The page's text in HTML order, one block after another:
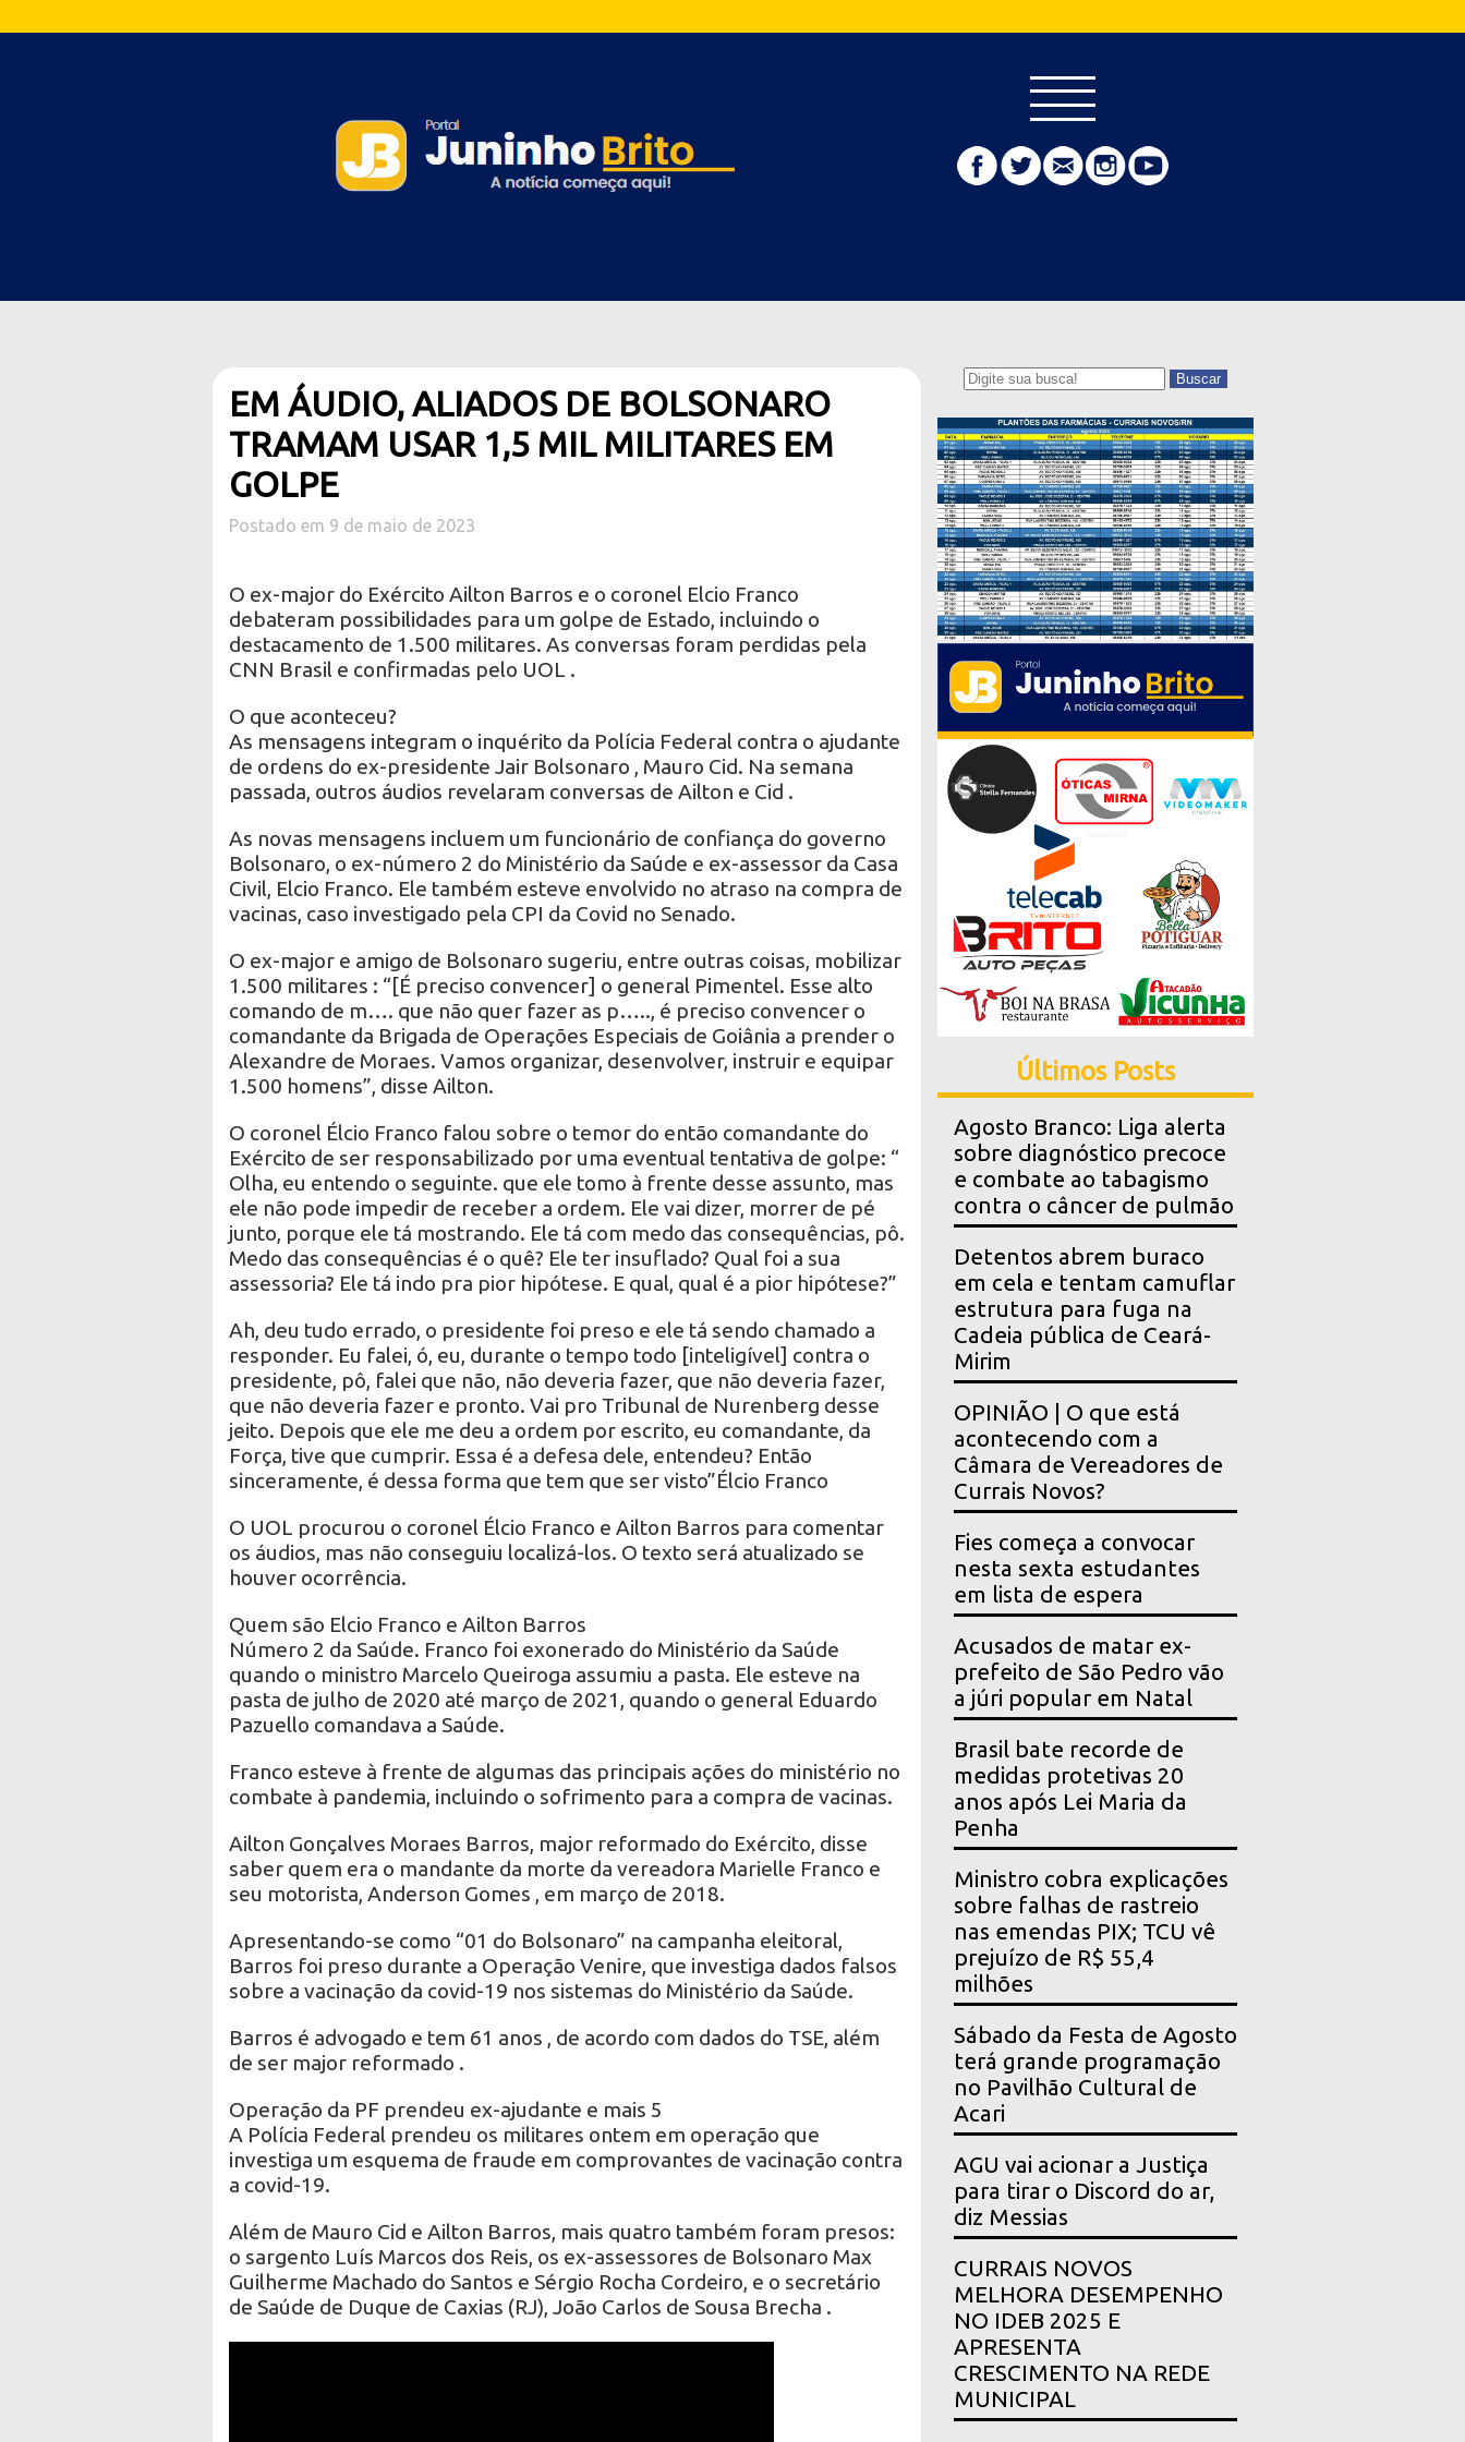
EM ÁUDIO, ALIADOS DE BOLSONARO
TRAMAM USAR 1,5 MIL MILITARES EM
GOLPE
Postado em 9 de maio de 2023
O ex-major do Exército Ailton Barros e o coronel Elcio Franco
debateram possibilidades para um golpe de Estado, incluindo o
destacamento de 1.500 militares. As conversas foram perdidas pela
CNN Brasil e confirmadas pelo UOL .
O que aconteceu?
As mensagens integram o inquérito da Polícia Federal contra o ajudante
de ordens do ex-presidente Jair Bolsonaro , Mauro Cid. Na semana
passada, outros áudios revelaram conversas de Ailton e Cid .
As novas mensagens incluem um funcionário de confiança do governo
Bolsonaro, o ex-número 2 do Ministério da Saúde e ex-assessor da Casa
Civil, Elcio Franco. Ele também esteve envolvido no atraso na compra de
vacinas, caso investigado pela CPI da Covid no Senado.
O ex-major e amigo de Bolsonaro sugeriu, entre outras coisas, mobilizar
1.500 militares : “[É preciso convencer] o general Pimentel. Esse alto
comando de m…. que não quer fazer as p….., é preciso convencer o
comandante da Brigada de Operações Especiais de Goiânia a prender o
Alexandre de Moraes. Vamos organizar, desenvolver, instruir e equipar
1.500 homens”, disse Ailton.
O coronel Élcio Franco falou sobre o temor do então comandante do
Exército de ser responsabilizado por uma eventual tentativa de golpe: “
Olha, eu entendo o seguinte. que ele tomo à frente desse assunto, mas
ele não pode impedir de receber a ordem. Ele vai dizer, morrer de pé
junto, porque ele tá mostrando. Ele tá com medo das consequências, pô.
Medo das consequências é o quê? Ele ter insuflado? Qual foi a sua
assessoria? Ele tá indo pra pior hipótese. E qual, qual é a pior hipótese?”
Ah, deu tudo errado, o presidente foi preso e ele tá sendo chamado a
responder. Eu falei, ó, eu, durante o tempo todo [inteligível] contra o
presidente, pô, falei que não, não deveria fazer, que não deveria fazer,
que não deveria fazer e pronto. Vai pro Tribunal de Nurenberg desse
jeito. Depois que ele me deu a ordem por escrito, eu comandante, da
Força, tive que cumprir. Essa é a defesa dele, entendeu? Então
sinceramente, é dessa forma que tem que ser visto”Élcio Franco
O UOL procurou o coronel Élcio Franco e Ailton Barros para comentar
os áudios, mas não conseguiu localizá-los. O texto será atualizado se
houver ocorrência.
Quem são Elcio Franco e Ailton Barros
Número 2 da Saúde. Franco foi exonerado do Ministério da Saúde
quando o ministro Marcelo Queiroga assumiu a pasta. Ele esteve na
pasta de julho de 2020 até março de 2021, quando o general Eduardo
Pazuello comandava a Saúde.
Franco esteve à frente de algumas das principais ações do ministério no
combate à pandemia, incluindo o sofrimento para a compra de vacinas.
Ailton Gonçalves Moraes Barros, major reformado do Exército, disse
saber quem era o mandante da morte da vereadora Marielle Franco e
seu motorista, Anderson Gomes , em março de 2018.
Apresentando-se como “01 do Bolsonaro” na campanha eleitoral,
Barros foi preso durante a Operação Venire, que investiga dados falsos
sobre a vacinação da covid-19 nos sistemas do Ministério da Saúde.
Barros é advogado e tem 61 anos , de acordo com dados do TSE, além
de ser major reformado .
Operação da PF prendeu ex-ajudante e mais 5
A Polícia Federal prendeu os militares ontem em operação que
investiga um esquema de fraude em comprovantes de vacinação contra
a covid-19.
Além de Mauro Cid e Ailton Barros, mais quatro também foram presos:
o sargento Luís Marcos dos Reis, os ex-assessores de Bolsonaro Max
Guilherme Machado do Santos e Sérgio Rocha Cordeiro, e o secretário
de Saúde de Duque de Caxias (RJ), João Carlos de Sousa Brecha .
Buscar
Últimos Posts
Agosto Branco: Liga alerta
sobre diagnóstico precoce
e combate ao tabagismo
contra o câncer de pulmão
Detentos abrem buraco
em cela e tentam camuflar
estrutura para fuga na
Cadeia pública de Ceará-
Mirim
OPINIÃO | O que está
acontecendo com a
Câmara de Vereadores de
Currais Novos?
Fies começa a convocar
nesta sexta estudantes
em lista de espera
Acusados de matar ex-
prefeito de São Pedro vão
a júri popular em Natal
Brasil bate recorde de
medidas protetivas 20
anos após Lei Maria da
Penha
Ministro cobra explicações
sobre falhas de rastreio
nas emendas PIX; TCU vê
prejuízo de R$ 55,4
milhões
Sábado da Festa de Agosto
terá grande programação
no Pavilhão Cultural de
Acari
AGU vai acionar a Justiça
para tirar o Discord do ar,
diz Messias
CURRAIS NOVOS
MELHORA DESEMPENHO
NO IDEB 2025 E
APRESENTA
CRESCIMENTO NA REDE
MUNICIPAL